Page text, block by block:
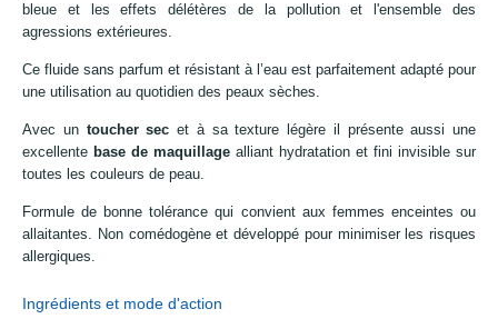
bleue et les effets délétères de la pollution et l'ensemble des
agressions extérieures.
Ce fluide sans parfum et résistant à l’eau est parfaitement adapté pour
une utilisation au quotidien des peaux sèches.
Avec un toucher sec et à sa texture légère il présente aussi une
excellente base de maquillage alliant hydratation et fini invisible sur
toutes les couleurs de peau.
Formule de bonne tolérance qui convient aux femmes enceintes ou
allaitantes. Non comédogène et développé pour minimiser les risques
allergiques.
Ingrédients et mode d'action